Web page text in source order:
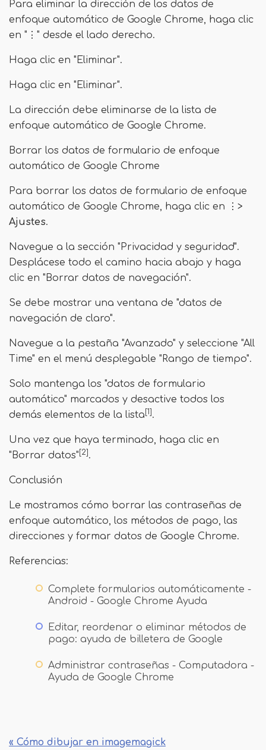
Para eliminar la dirección de los datos de
enfoque automático de Google Chrome, haga clic
en "⋮" desde el lado derecho.
Haga clic en "Eliminar".
Haga clic en "Eliminar".
La dirección debe eliminarse de la lista de
enfoque automático de Google Chrome.
Borrar los datos de formulario de enfoque
automático de Google Chrome
Para borrar los datos de formulario de enfoque
automático de Google Chrome, haga clic en ⋮>
Ajustes.
Navegue a la sección "Privacidad y seguridad".
Desplácese todo el camino hacia abajo y haga
clic en "Borrar datos de navegación".
Se debe mostrar una ventana de "datos de
navegación de claro".
Navegue a la pestaña "Avanzado" y seleccione "All
Time" en el menú desplegable "Rango de tiempo".
Solo mantenga los "datos de formulario
automático" marcados y desactive todos los
demás elementos de la lista [1] .
Una vez que haya terminado, haga clic en
"Borrar datos" [2] .
Conclusión
Le mostramos cómo borrar las contraseñas de
enfoque automático, los métodos de pago, las
direcciones y formar datos de Google Chrome.
Referencias:
Complete formularios automáticamente -
Android - Google Chrome Ayuda
Editar, reordenar o eliminar métodos de
pago: ayuda de billetera de Google
Administrar contraseñas - Computadora -
Ayuda de Google Chrome
« Cómo dibujar en imagemagick